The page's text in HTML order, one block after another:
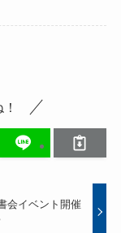
会イベント開催